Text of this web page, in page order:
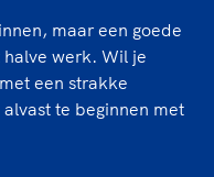
maar een goede
werk. Wil je
een strakke
te beginnen met